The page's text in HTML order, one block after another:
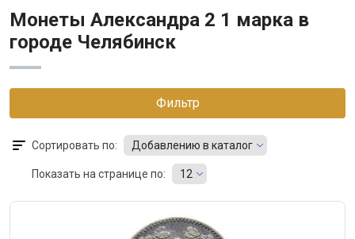
Монеты Александра 2 1 марка в
городе Челябинск
Фильтр
Сортировать по: Добавлению в каталог
Показать на странице по: 12